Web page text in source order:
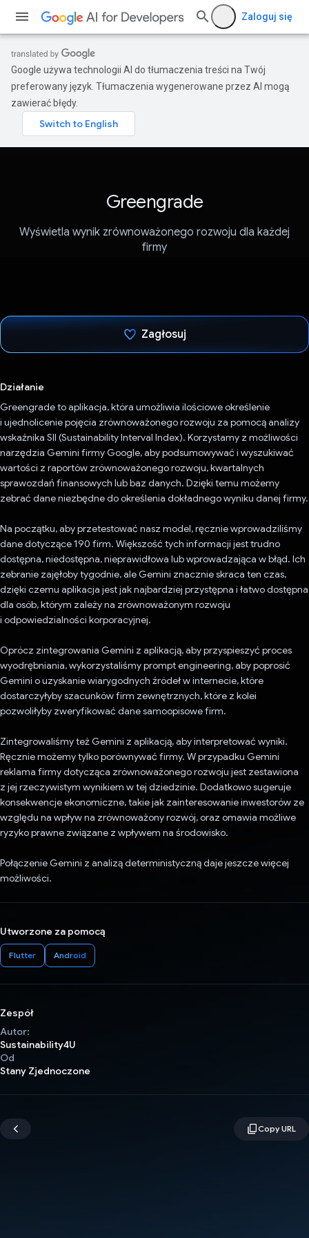
Zaloguj się
Google używa technologii AI do tłumaczenia treści na Twój
preferowany język. Tłumaczenia wygenerowane przez AI mogą
zawierać błędy.
Greengrade
Wyświetla wynik zrównoważonego rozwoju dla każdej
firmy
Zagłosuj
Działanie
Greengrade to aplikacja, która umożliwia ilościowe określenie
i ujednolicenie pojęcia zrównoważonego rozwoju za pomocą analizy
wskaźnika SII (Sustainability Interval Index). Korzystamy z możliwości
narzędzia Gemini firmy Google, aby podsumowywać i wyszukiwać
wartości z raportów zrównoważonego rozwoju, kwartalnych
sprawozdań finansowych lub baz danych. Dzięki temu możemy
zebrać dane niezbędne do określenia dokładnego wyniku danej firmy.
Na początku, aby przetestować nasz model, ręcznie wprowadziliśmy
dane dotyczące 190 firm. Większość tych informacji jest trudno
dostępna, niedostępna, nieprawidłowa lub wprowadzająca w błąd. Ich
zebranie zajęłoby tygodnie, ale Gemini znacznie skraca ten czas,
dzięki czemu aplikacja jest jak najbardziej przystępna i łatwo dostępna
dla osób, którym zależy na zrównoważonym rozwoju
i odpowiedzialności korporacyjnej.
Oprócz zintegrowania Gemini z aplikacją, aby przyspieszyć proces
wyodrębniania, wykorzystaliśmy prompt engineering, aby poprosić
Gemini o uzyskanie wiarygodnych źródeł w internecie, które
dostarczyłyby szacunków firm zewnętrznych, które z kolei
pozwoliłyby zweryfikować dane samoopisowe firm.
Zintegrowaliśmy też Gemini z aplikacją, aby interpretować wyniki.
Ręcznie możemy tylko porównywać firmy. W przypadku Gemini
reklama firmy dotycząca zrównoważonego rozwoju jest zestawiona
z jej rzeczywistym wynikiem w tej dziedzinie. Dodatkowo sugeruje
konsekwencje ekonomiczne, takie jak zainteresowanie inwestorów ze
względu na wpływ na zrównoważony rozwój, oraz omawia możliwe
ryzyko prawne związane z wpływem na środowisko.
Połączenie Gemini z analizą deterministyczną daje jeszcze więcej
możliwości.
Utworzone za pomocą
Flutter Android
Zespół
Autor:
Sustainability4U
Od
Stany Zjednoczone